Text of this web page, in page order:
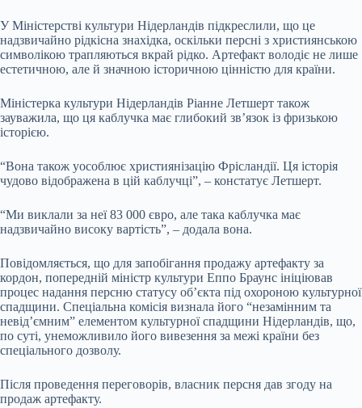
У Міністерстві культури Нідерландів підкреслили, що це
надзвичайно рідкісна знахідка, оскільки персні з християнською
символікою трапляються вкрай рідко. Артефакт володіє не лише
естетичною, але й значною історичною цінністю для країни.
Міністерка культури Нідерландів Ріанне Летшерт також
зауважила, що ця каблучка має глибокий зв’язок із фризькою
історією.
“Вона також уособлює християнізацію Фрісландії. Ця історія
чудово відображена в цій каблучці”, – констатує Летшерт.
“Ми виклали за неї 83 000 євро, але така каблучка має
надзвичайно високу вартість”, – додала вона.
Повідомляється, що для запобігання продажу артефакту за
кордон, попередній міністр культури Еппо Браунс ініціював
процес надання персню статусу об’єкта під охороною культурної
спадщини. Спеціальна комісія визнала його “незамінним та
невід’ємним” елементом культурної спадщини Нідерландів, що,
по суті, унеможливило його вивезення за межі країни без
спеціального дозволу.
Після проведення переговорів, власник персня дав згоду на
продаж артефакту.